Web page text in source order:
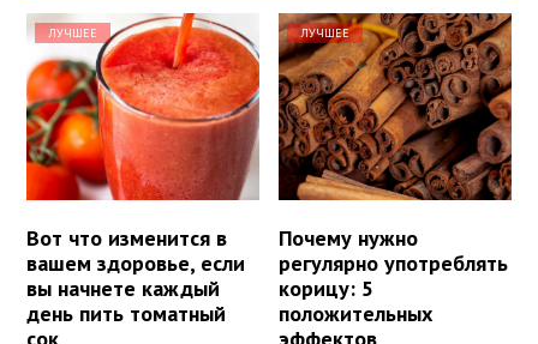
ЛУЧШЕЕ
Вот что изменится в
вашем здоровье, если
вы начнете каждый
день пить томатный
сок
ЛУЧШЕЕ
Почему нужно
регулярно употреблять
корицу: 5
положительных
эффектов